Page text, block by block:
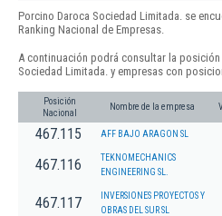
Porcino Daroca Sociedad Limitada. se
Ranking Nacional de Empresas.
A continuación podrá consultar la posición
Sociedad Limitada. y empresas con
Posición
Nacional
Nombre de la empresa
467.115 AFF BAJO ARAGON SL
467.116
TEKNOMECHANICS
ENGINEERING SL.
467.117
INVERSIONES PROYECTOS Y
OBRAS DEL SUR SL